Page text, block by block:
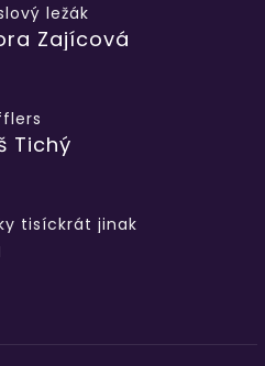
ležák
Zajícová
Tichý
tisíckrát jinak